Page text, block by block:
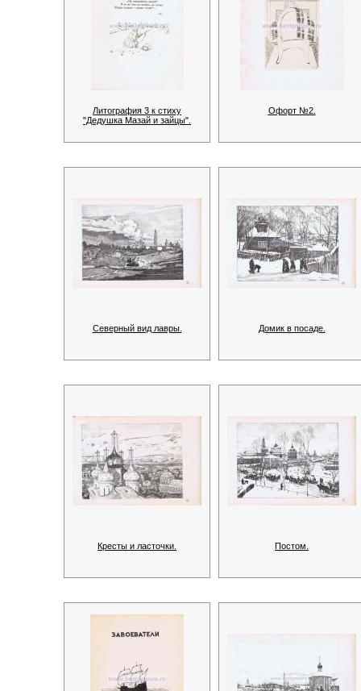
Литография 3 к стиху
"Дедушка Мазай и зайцы".
Офорт №2.
Северный вид лавры. Домик в посаде.
Кресты и ласточки. Постом.